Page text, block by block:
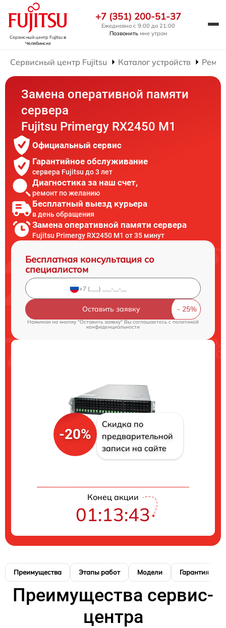
Сервисный центр Fujitsuв
Челябинске
+7 (351) 200-51-37
Ежедневно с 9:00 до 21:00
Позвонить мне утром
Сервисный центр Fujitsu Каталог устройств
Замена оперативной памяти
сервера
Fujitsu Primergy RX2450 M1
Официальный сервис
Гарантийное обслуживание
сервера Fujitsu до 3 лет
Диагностика за наш счет,
ремонт по желанию
Бесплатный выезд курьера
в день обращения
Замена оперативной памяти сервера
Fujitsu Primergy RX2450 M1 от 35 минут
Бесплатная консультация со
специалистом
Оставить заявку
Нажимая на кнопку "Оставить заявку" Вы соглашаетесь cполитикой
конфиденциальности
-20%
Скидка по
предварительной
записи на сайте
Конец акции
01:13:41
Преимущества Этапы работ Модели Гарантия
Преимущества сервис-
центра